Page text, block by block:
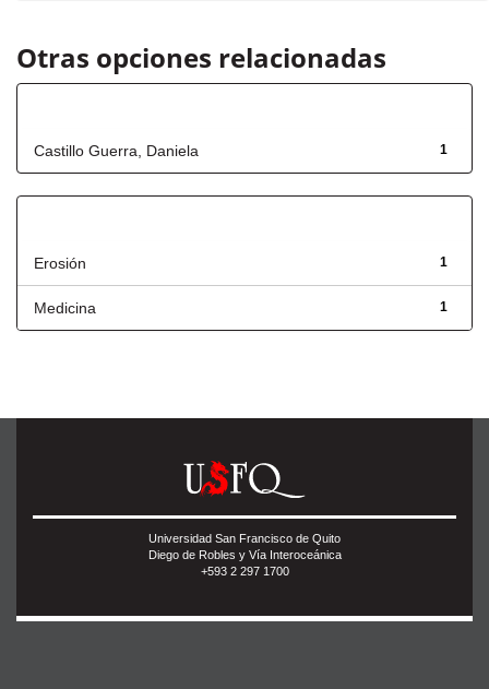
Otras opciones relacionadas
1
Castillo Guerra, Daniela
1
Erosión
1
Medicina
Universidad San Francisco de Quito
Diego de Robles y Vía Interoceánica
+593 2 297 1700